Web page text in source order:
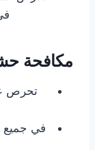
مكافحة
تحرص
في جميع